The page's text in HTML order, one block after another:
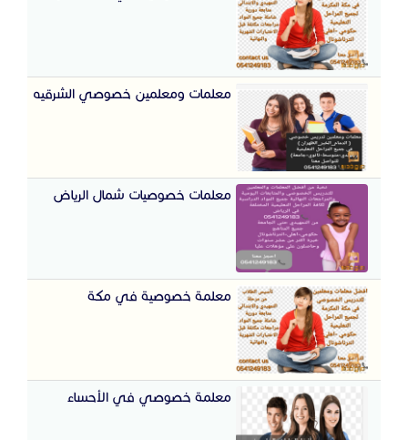
معلمات ومعلمين خصوصي الشرقيه
معلمات خصوصيات شمال الرياض
معلمة خصوصية في مكة
معلمة خصوصي في الأحساء